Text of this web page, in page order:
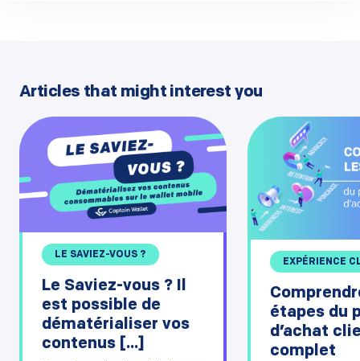
Articles that might interest you
LE SAVIEZ-VOUS ?
Le Saviez-vous ? Il
est possible de
dématérialiser vos
contenus [...]
EXPÉRIENCE
étapes du
d’achat
complet